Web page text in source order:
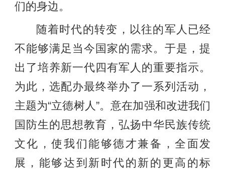
们的身边。
随着时代的转变，以往的军人已经
不能够满足当今国家的需求。于是，提
出了培养新一代四有军人的重要指示。
为此，选配办最终举办了一系列活动，
主题为“立德树人”。意在加强和改进我们
国防生的思想教育，弘扬中华民族传统
文化，使我们能够德才兼备，全面发
展，能够达到新时代的新的更高的标